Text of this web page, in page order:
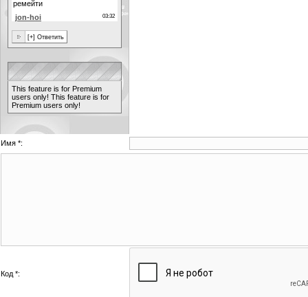
This feature is for Premium
users only! This feature is for
Premium users only!
Имя *:
Код *: